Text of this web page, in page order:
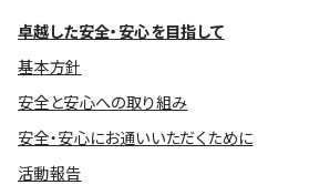
卓越した安全・安心を目指して
基本方針
安全と安心への取り組み
安全・安心にお通いいただくために
活動報告